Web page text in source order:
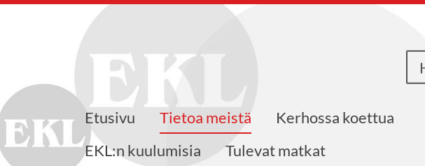
RES ry
Etusivu Tietoa meistä
Kerhossa koettua
EKL:n kuulumisia
Tulevat matkat